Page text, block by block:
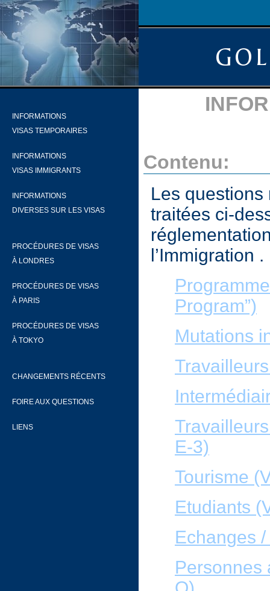
INFORMATIONS
VISAS TEMPORAIRES
INFORMATIONS
VISAS IMMIGRANTS
INFORMATIONS
DIVERSES SUR LES VISAS
PROCÉDURES DE VISAS
À LONDRES
PROCÉDURES DE VISAS
À PARIS
PROCÉDURES DE VISAS
À TOKYO
CHANGEMENTS RÉCENTS
FOIRE AUX QUESTIONS
LIENS
Contenu:
Les
traitées ci-
l’Immigration .
Program”)
Mutations
E-3)
Tourisme
Etudiants
Echanges
Personnes